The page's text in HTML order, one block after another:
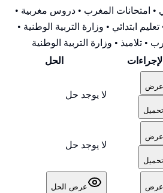
• امتحانات المغرب • دروس مغربية •
ابتدائي • وزارة التربية الوطنية •
تلاميذ • وزارة التربية الوطنية
الإجراءات الحل
عرض
تحميل
لا يوجد حل
عرض
تحميل
لا يوجد حل
عرض عرض الحل